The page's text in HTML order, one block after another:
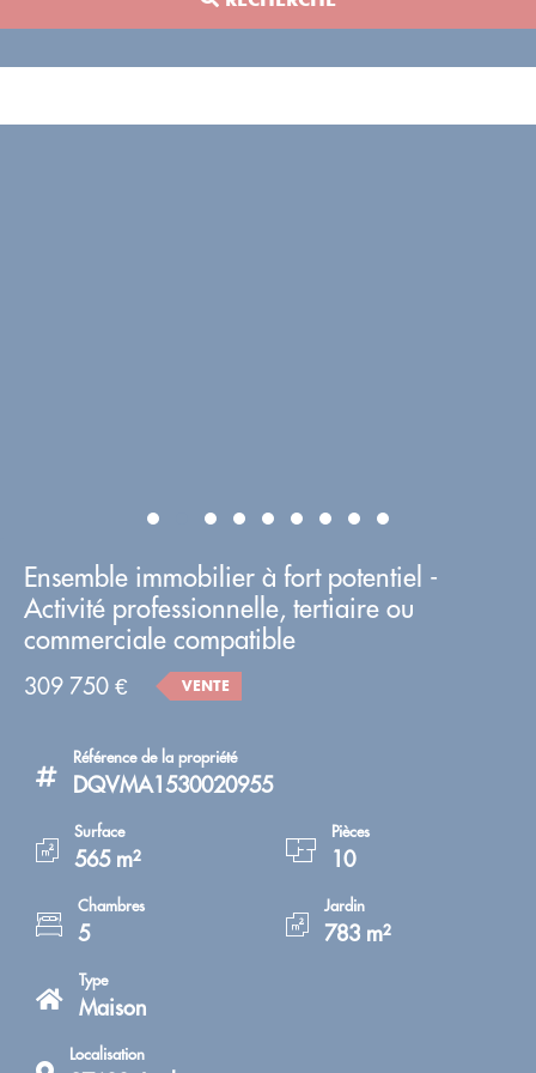
Ensemble immobilier à fort potentiel -
Activité professionnelle, tertiaire ou
commerciale compatible
309 750 € VENTE
Référence de la propriété
DQVMA1530020955
Surface
565 m²
Pièces
10
Chambres
5
Jardin
783 m²
Type
Maison
Localisation